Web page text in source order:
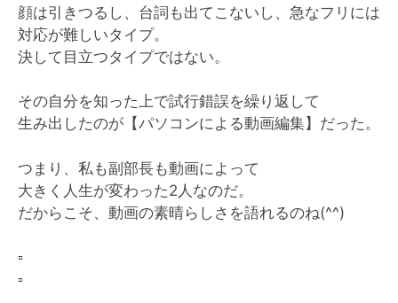
顔は引きつるし、台詞も出てこないし、急なフリには
対応が難しいタイプ。
決して目立つタイプではない。
その自分を知った上で試行錯誤を繰り返して
生み出したのが【パソコンによる動画編集】だった。
つまり、私も副部長も動画によって
大きく人生が変わった2人なのだ。
だからこそ、動画の素晴らしさを語れるのね(^^)
▫️
▫️